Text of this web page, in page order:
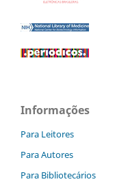
Informações
Para Leitores
Para Autores
Para Bibliotecários